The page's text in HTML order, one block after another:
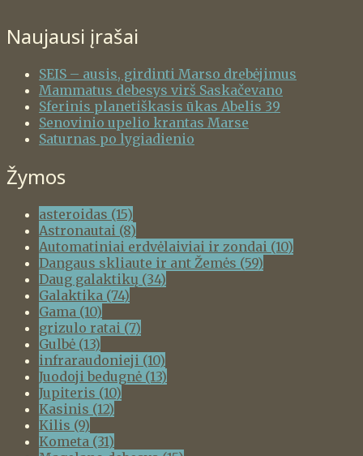
Naujausi įrašai
SEIS – ausis, girdinti Marso drebėjimus
Mammatus debesys virš Saskačevano
Sferinis planetiškasis ūkas Abelis 39
Senovinio upelio krantas Marse
Saturnas po lygiadienio
Žymos
asteroidas (15)
Astronautai (8)
Automatiniai erdvėlaiviai ir zondai (10)
Dangaus skliaute ir ant Žemės (59)
Daug galaktikų (34)
Galaktika (74)
Gama (10)
grizulo ratai (7)
Gulbė (13)
infraraudonieji (10)
Juodoji bedugnė (13)
Jupiteris (10)
Kasinis (12)
Kilis (9)
Kometa (31)